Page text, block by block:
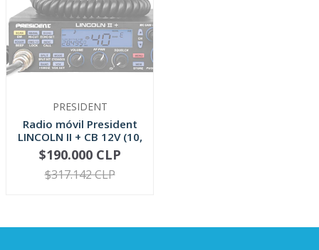
PRESIDENT
Radio móvil President
LINCOLN II + CB 12V (10,
...
AGOTADO
$190.000 CLP
$317.142 CLP